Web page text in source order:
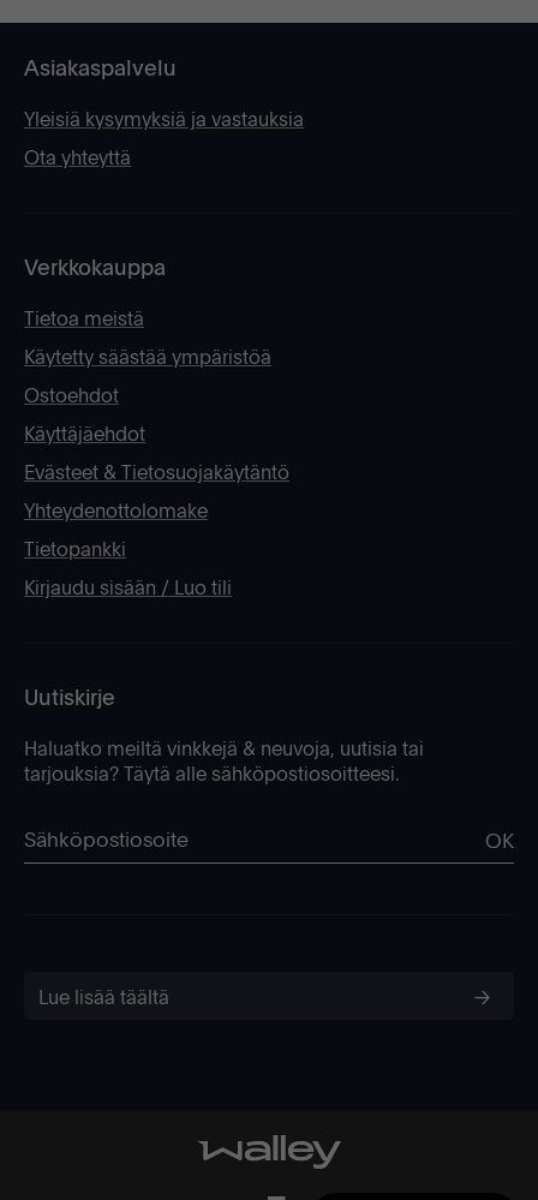
Asiakaspalvelu
Yleisiä kysymyksiä ja vastauksia
Ota yhteyttä
Verkkokauppa
Tietoa meistä
Käytetty säästää ympäristöä
Ostoehdot
Käyttäjäehdot
Evästeet & Tietosuojakäytäntö
Yhteydenottolomake
Tietopankki
Kirjaudu sisään / Luo tili
Uutiskirje
Haluatko meiltä vinkkejä & neuvoja, uutisia tai
tarjouksia? Täytä alle sähköpostiosoitteesi.
OK
Lue lisää täältä